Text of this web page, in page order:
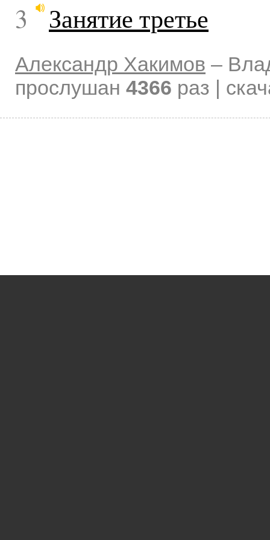
3 Занятие третье
Александр Хакимов –
прослушан 4366 раз |